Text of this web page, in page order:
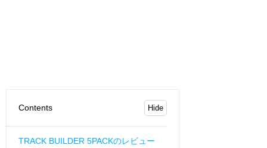
Contents
TRACK BUILDER 5PACKのレビュー